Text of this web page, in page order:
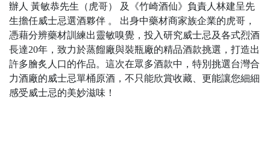
辦人 黃敏恭先生（虎哥） 及《竹崎酒仙》負責人林建呈先
生擔任威士忌選酒夥伴 。 出身中藥材商家族企業的虎哥，
憑藉分辨藥材訓練出靈敏嗅覺，投入研究威士忌及各式烈酒
長達20年，致力於蒸餾廠與裝瓶廠的精品酒款挑選，打造出
許多膾炙人口的作品。這次在眾多酒款中，特別挑選台灣合
力酒廠的威士忌單桶原酒，不只能欣賞收藏、更能讓您細細
感受威士忌的美妙滋味！